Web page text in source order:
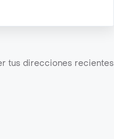
tus direcciones recientes